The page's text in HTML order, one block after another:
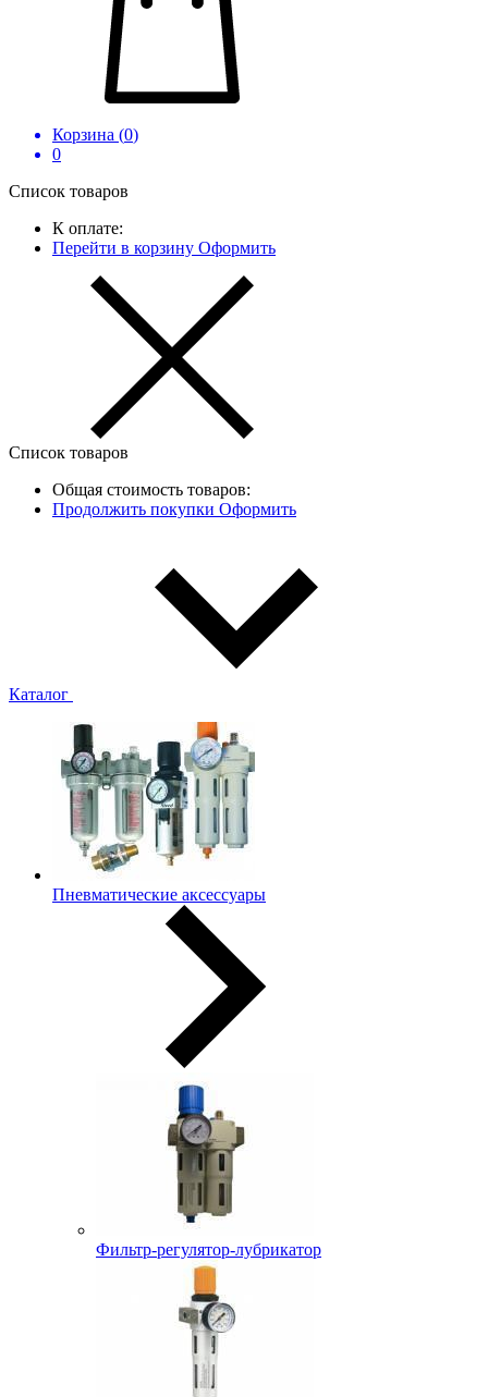
Корзина (0)
0
Список товаров
К оплате:
Перейти в корзину Оформить
Список товаров
Общая стоимость товаров:
Продолжить покупки Оформить
Каталог
Пневматические аксессуары
Фильтр-регулятор-лубрикатор